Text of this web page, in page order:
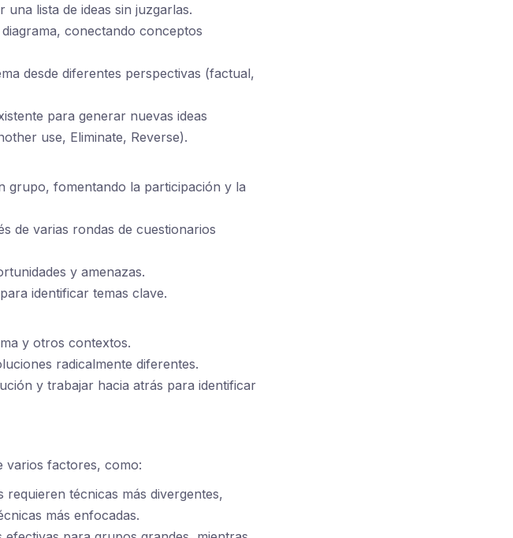
una lista de ideas sin juzgarlas.
conectando conceptos
desde diferentes perspectivas (factual,
para generar nuevas ideas
use, Eliminate, Reverse).
grupo, fomentando la participación y la
de varias rondas de cuestionarios
y amenazas.
identificar temas clave.
y otros contextos.
radicalmente diferentes.
y trabajar hacia atrás para identificar
varios factores, como:
requieren técnicas más divergentes,
más enfocadas.